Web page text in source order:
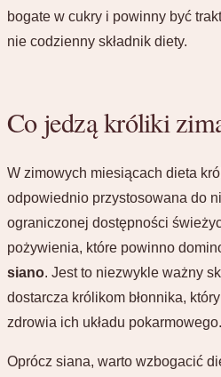
bogate w cukry i powinny być
nie codzienny składnik diety.
Co jedzą króliki
W zimowych miesiącach dieta
odpowiednio przystosowana do
ograniczonej dostępności
pożywienia, które powinno
siano. Jest to niezwykle ważny
dostarcza królikom błonnika,
zdrowia ich układu pokarmowego.
Oprócz siana, warto wzbogacić